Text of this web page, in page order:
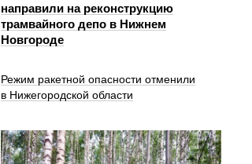
направили на реконструкцию
трамвайного депо в Нижнем
Новгороде
Режим ракетной опасности отменили
в Нижегородской области